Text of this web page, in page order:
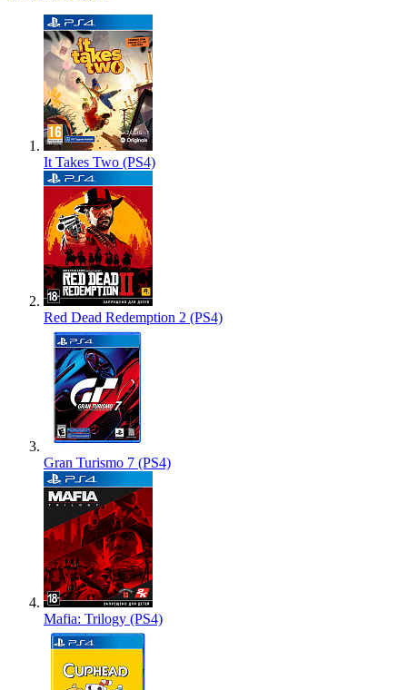
It Takes Two (PS4)
Red Dead Redemption 2 (PS4)
Gran Turismo 7 (PS4)
Mafia: Trilogy (PS4)